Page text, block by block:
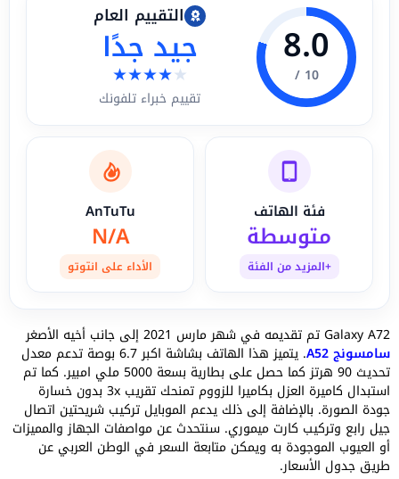
8.0
10 /
التقييم العام
جيد جدًا
★★★★★
تقييم خبراء تلفونك
فئة الهاتف
متوسطة
+المزيد من الفئة
AnTuTu
N/A
الأداء على انتوتو
Galaxy A72 تم تقديمه في شهر مارس 2021 إلى جانب أخيه الأصغر
سامسونج A52 . يتميز هذا الهاتف بشاشة اكبر 6.7 بوصة تدعم معدل
تحديث 90 هرتز كما حصل على بطارية بسعة 5000 ملي امبير. كما تم
استبدال كاميرة العزل بكاميرا للزووم تمنحك تقريب 3x بدون خسارة
جودة الصورة. بالإضافة إلى ذلك يدعم الموبايل تركيب شريحتين اتصال
جيل رابع وتركيب كارت ميموري. سنتحدث عن مواصفات الجهاز والمميزات
أو العيوب الموجودة به ويمكن متابعة السعر في الوطن العربي عن
طريق جدول الأسعار.